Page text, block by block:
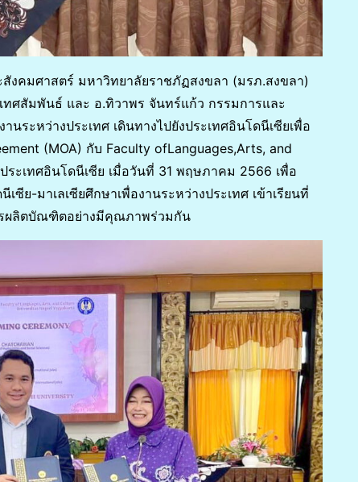
คมศาสตร์ มหาวิทยาลัยราชภัฏสงขลา (มรภ.สงขลา)
ศสัมพันธ์ และ อ.ทิวาพร จันทร์แก้ว กรรมการและ
นระหว่างประเทศ เดินทางไปยังประเทศอินโดนีเซียเพื่อ
(MOA) กับ Faculty ofLanguages,Arts, and
ะเทศอินโดนีเซีย เมื่อวันที่ 31 พฤษภาคม 2566 เพื่อ
ย-มาเลเซียศึกษาเพื่องานระหว่างประเทศ เข้าเรียนที่
รผลิตบัณฑิตอย่างมีคุณภาพร่วมกัน